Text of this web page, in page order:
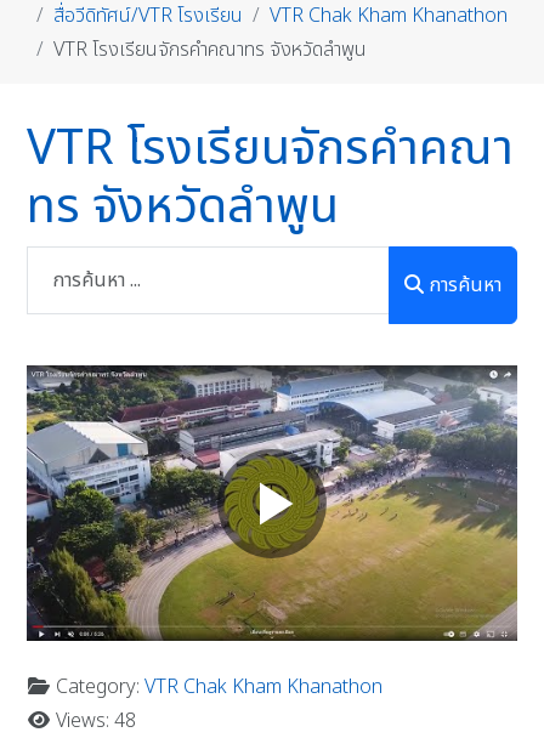
สื่อวีดิทัศน์/VTR โรงเรียน
VTR Chak Kham Khanathon
VTR โรงเรียนจักรคำคณาทร จังหวัดลำพูน
VTR โรงเรียนจักรคำคณา
ทร จังหวัดลำพูน
การค้นหา
Category:VTR Chak Kham Khanathon
Views: 48